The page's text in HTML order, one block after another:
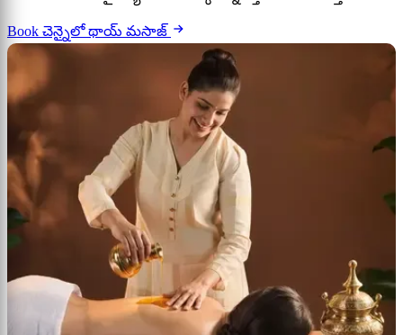
Book చెన్నైలో థాయ్ మసాజ్